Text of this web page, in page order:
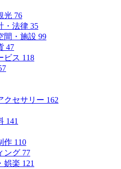
光 76
・法律 35
間・施設 99
47
ビス 118
クセサリー 162
141
作 110
ング 77
娯楽 121